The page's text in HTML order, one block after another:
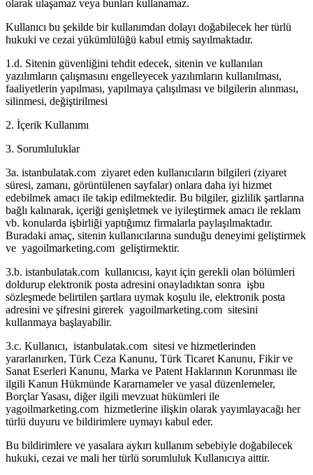
olarak ulaşamaz veya bunları kullanamaz.
Kullanıcı bu şekilde bir kullanımdan dolayı doğabilecek her türlü
hukuki ve cezai yükümlülüğü kabul etmiş sayılmaktadır.
1.d. Sitenin güvenliğini tehdit edecek, sitenin ve kullanılan
yazılımların çalışmasını engelleyecek yazılımların kullanılması,
faaliyetlerin yapılması, yapılmaya çalışılması ve bilgilerin alınması,
silinmesi, değiştirilmesi
2. İçerik Kullanımı
3. Sorumluluklar
3a. istanbulatak.com ziyaret eden kullanıcıların bilgileri (ziyaret
süresi, zamanı, görüntülenen sayfalar) onlara daha iyi hizmet
edebilmek amacı ile takip edilmektedir. Bu bilgiler, gizlilik şartlarına
bağlı kalınarak, içeriği genişletmek ve iyileştirmek amacı ile reklam
vb. konularda işbirliği yaptığımız firmalarla paylaşılmaktadır.
Buradaki amaç, sitenin kullanıcılarına sunduğu deneyimi geliştirmek
ve yagoilmarketing.com geliştirmektir.
3.b. istanbulatak.com kullanıcısı, kayıt için gerekli olan bölümleri
doldurup elektronik posta adresini onayladıktan sonra işbu
sözleşmede belirtilen şartlara uymak koşulu ile, elektronik posta
adresini ve şifresini girerek yagoilmarketing.com sitesini
kullanmaya başlayabilir.
3.c. Kullanıcı, istanbulatak.com sitesi ve hizmetlerinden
yararlanırken, Türk Ceza Kanunu, Türk Ticaret Kanunu, Fikir ve
Sanat Eserleri Kanunu, Marka ve Patent Haklarının Korunması ile
ilgili Kanun Hükmünde Kararnameler ve yasal düzenlemeler,
Borçlar Yasası, diğer ilgili mevzuat hükümleri ile
yagoilmarketing.com hizmetlerine ilişkin olarak yayımlayacağı her
türlü duyuru ve bildirimlere uymayı kabul eder.
Bu bildirimlere ve yasalara aykırı kullanım sebebiyle doğabilecek
hukuki, cezai ve mali her türlü sorumluluk Kullanıcıya aittir.